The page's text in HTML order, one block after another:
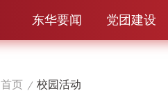
东华要闻 党团建设
首页 校园活动